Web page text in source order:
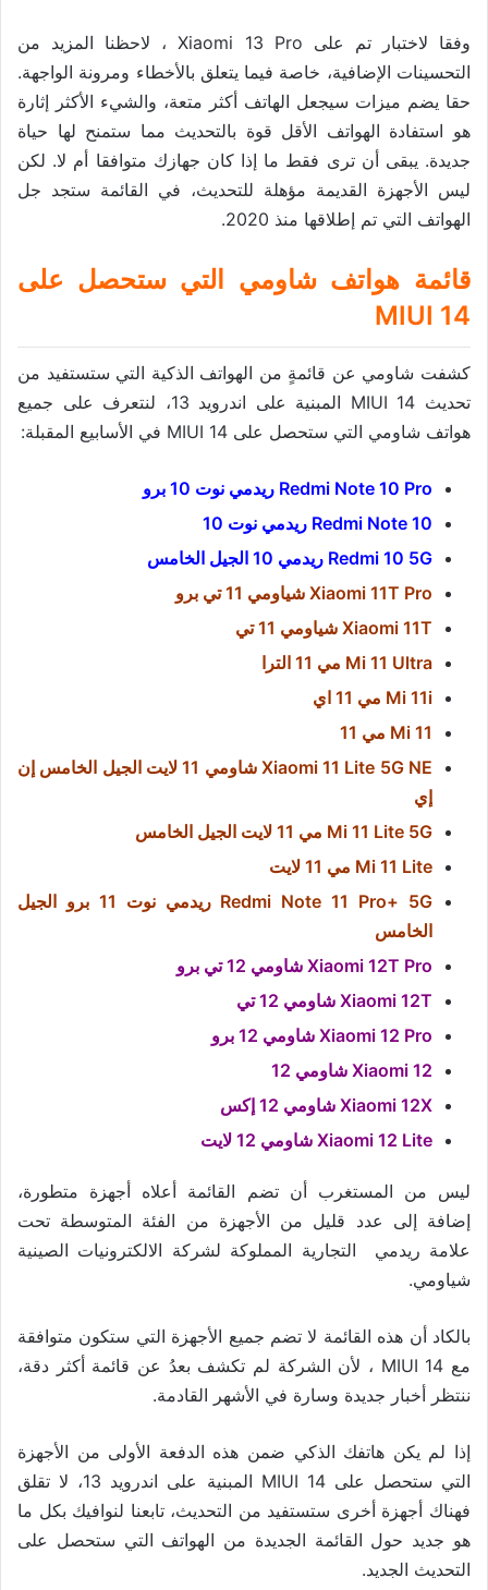
وفقا لاختبار تم على Xiaomi 13 Pro ، لاحظنا المزيد من
التحسينات الإضافية، خاصة فيما يتعلق بالأخطاء ومرونة الواجهة.
حقا يضم ميزات سيجعل الهاتف أكثر متعة، والشيء الأكثر إثارة
هو استفادة الهواتف الأقل قوة بالتحديث مما ستمنح لها حياة
جديدة. يبقى أن ترى فقط ما إذا كان جهازك متوافقا أم لا. لكن
ليس الأجهزة القديمة مؤهلة للتحديث، في القائمة ستجد جل
الهواتف التي تم إطلاقها منذ 2020.
قائمة هواتف شاومي التي ستحصل على
MIUI 14
كشفت شاومي عن قائمةٍ من الهواتف الذكية التي ستستفيد من
تحديث MIUI 14 المبنية على اندرويد 13، لنتعرف على جميع
هواتف شاومي التي ستحصل على MIUI 14 في الأسابيع المقبلة:
Redmi Note 10 Pro ريدمي نوت 10 برو
Redmi Note 10 ريدمي نوت 10
Redmi 10 5G ريدمي 10 الجيل الخامس
Xiaomi 11T Pro شياومي 11 تي برو
Xiaomi 11T شياومي 11 تي
Mi 11 Ultra مي 11 الترا
Mi 11i مي 11 اي
Mi 11 مي 11
Xiaomi 11 Lite 5G NE شاومي 11 لايت الجيل الخامس إن
إي
Mi 11 Lite 5G مي 11 لايت الجيل الخامس
Mi 11 Lite مي 11 لايت
Redmi Note 11 Pro+ 5G ريدمي نوت 11 برو الجيل
الخامس
Xiaomi 12T Pro شاومي 12 تي برو
Xiaomi 12T شاومي 12 تي
Xiaomi 12 Pro شاومي 12 برو
Xiaomi 12 شاومي 12
Xiaomi 12X شاومي 12 إكس
Xiaomi 12 Lite شاومي 12 لايت
ليس من المستغرب أن تضم القائمة أعلاه أجهزة متطورة،
إضافة إلى عدد قليل من الأجهزة من الفئة المتوسطة تحت
علامة ريدمي التجارية المملوكة لشركة الالكترونيات الصينية
شياومي.
بالكاد أن هذه القائمة لا تضم جميع الأجهزة التي ستكون متوافقة
مع MIUI 14 ، لأن الشركة لم تكشف بعدُ عن قائمة أكثر دقة،
ننتظر أخبار جديدة وسارة في الأشهر القادمة.
إذا لم يكن هاتفك الذكي ضمن هذه الدفعة الأولى من الأجهزة
التي ستحصل على MIUI 14 المبنية على اندرويد 13، لا تقلق
فهناك أجهزة أخرى ستستفيد من التحديث، تابعنا لنوافيك بكل ما
هو جديد حول القائمة الجديدة من الهواتف التي ستحصل على
التحديث الجديد.